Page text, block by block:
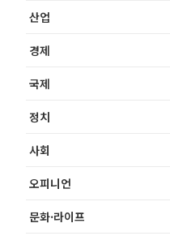
산업
경제
국제
정치
사회
오피니언
문화·라이프